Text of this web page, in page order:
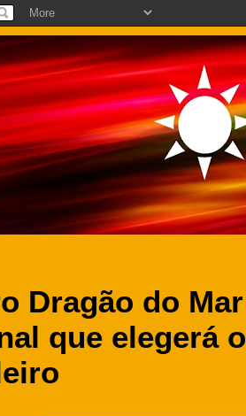
Dragão do
que elegerá